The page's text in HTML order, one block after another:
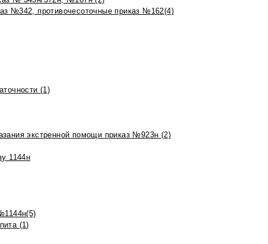
№342, противочесоточные приказ №162(4)
(1)
экстренной помощи приказ №923н (2)
1144н
(1)